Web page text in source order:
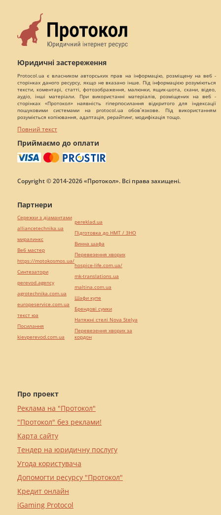
Юридичні застереження
Protocol.ua є власником авторських прав на інформацію, розміщену на веб -
сторінках даного ресурсу, якщо не вказано інше. Під інформацією розуміються
тексти, коментарі, статті, фотозображення, малюнки, ящик-шота, скани, відео,
аудіо, інші матеріали. При використанні матеріалів, розміщених на веб -
сторінках «Протокол» наявність гіперпосилання відкритого для індексації
пошуковими системами на protocol.ua обов`язкове. Під використанням
розуміється копіювання, адаптація, рерайтинг, модифікація тощо.
Повний текст
Приймаємо до оплати
Copyright © 2014-2026 «Протокол». Всі права захищені.
Про проект
Реклама на "Протокол"
"Протокол" без реклами!
Карта сайту
Тендер на юридичну послугу
Угода користувача
Допомогти ресурсу "Протокол"
Кредит онлайн
iGaming Protocol
Партнери
Сережки з діамантами
alliancetechnika.ua
миралинкс
Веб мастер
https://motokosmos.ua/
Синтезатори
perevod.agency
agrotechnika.com.ua
europeservice.com.ua
текст юа
Посилання
kievperevod.com.ua
pereklad.ua
Підготовка до НМТ / ЗНО
Винна шафа
Перевезення хворих
hospice-life.com.ua/
mk-translations.ua
maltina.com.ua
Шафи купе
Брендові сумки
Натяжні стелі Nova Stelya
Перевезення хворих за
кордон